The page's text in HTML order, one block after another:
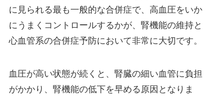
に見られる最も一般的な合併症で、高血圧をいか
にうまくコントロールするかが、腎機能の維持と
心血管系の合併症予防において非常に大切です。
血圧が高い状態が続くと、腎臓の細い血管に負担
がかかり、腎機能の低下を早める原因となりま